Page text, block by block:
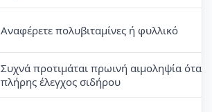
Αναφέρετε πολυβιταμίνες ή φυλλικό
Συχνά προτιμάται πρωινή αιμοληψία όταν
πλήρης έλεγχος σιδήρου